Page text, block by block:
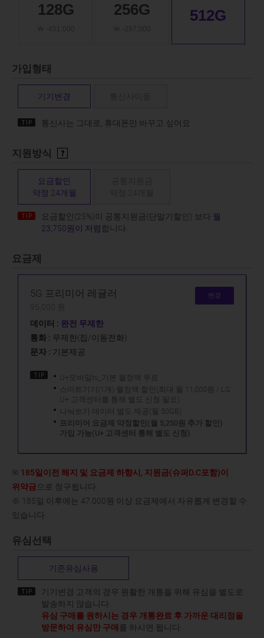
128G 256G 512G
가입형태
기기변경
통신사는 그대로, 휴대폰만 바꾸고 싶어요
지원방식
요금할인
약정 24개월
요금할인(25%)이 공통지원금(단말기할인) 보다 월
23,750원이 저렴 합니다.
요금제
5G 프리미어 레귤러 변경
데이터 : 완전 무제한
통화 : 무제한(집/이동전화)
문자 : 기본제공
U+모바일tv_기본 월정액 무료
스마트기기(1개) 월정액 할인(최대 월 11,000원 / LG
U+ 고객센터를 통해 별도 신청 필요)
나눠쓰기 데이터 별도 제공(월 50GB)
프리미어 요금제 약정할인(월 5,250원 추가 할인)
가입 가능(U+ 고객센터 통해 별도 신청)
※ 185일이전 해지 및 요금제 하향시, 지원금(슈퍼D.C포함)이
위약금 으로 청구됩니다.
※ 185일 이후에는 47,000원 이상 요금제에서 자유롭게 변경할 수
있습니다.
유심선택
기존유심사용
기기변경 고객의 경우 원활한 개통을 위해 유심을 별도로
발송하지 않습니다.
유심 구매를 원하시는 경우 개통완료 후 가까운 대리점을
방문하여 유심만 구매 를 하시면 됩니다.